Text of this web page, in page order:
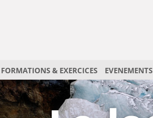
FORMATIONS & EXERCICES EVENEMENTS